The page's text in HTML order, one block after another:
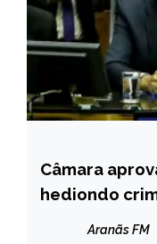
BRASIL
NOTÍCIAS
Câmara
hediondo
Aranãs FM